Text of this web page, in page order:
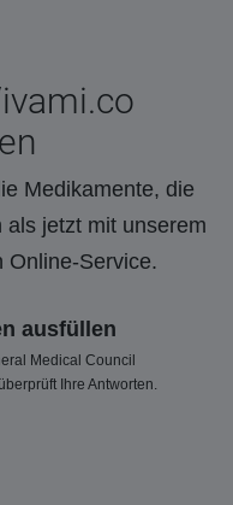
Medikamente, die
jetzt mit unserem
Online-Service.
ausfüllen
Medical Council
Ihre Antworten.